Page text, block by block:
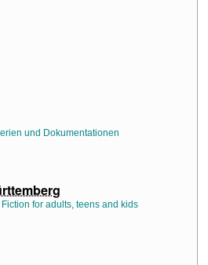
und Dokumentationen
for adults, teens and kids